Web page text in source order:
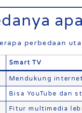
perbedaan
Smart TV
Mendukung
Bisa YouTube dan
Fitur multimedia